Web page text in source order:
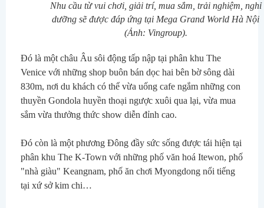
Nhu cầu từ vui chơi, giải trí, mua sắm, trải nghiệm, nghỉ
dưỡng sẽ được đáp ứng tại Mega Grand World Hà Nội
(Ảnh: Vingroup).
Đó là một châu Âu sôi động tấp nập tại phân khu The
Venice với những shop buôn bán dọc hai bên bờ sông dài
830m, nơi du khách có thể vừa uống cafe ngắm những con
thuyền Gondola huyền thoại ngược xuôi qua lại, vừa mua
sắm vừa thưởng thức show diễn đỉnh cao.
Đó còn là một phương Đông đầy sức sống được tái hiện tại
phân khu The K-Town với những phố văn hoá Itewon, phố
"nhà giàu" Keangnam, phố ăn chơi Myongdong nổi tiếng
tại xứ sở kim chi…